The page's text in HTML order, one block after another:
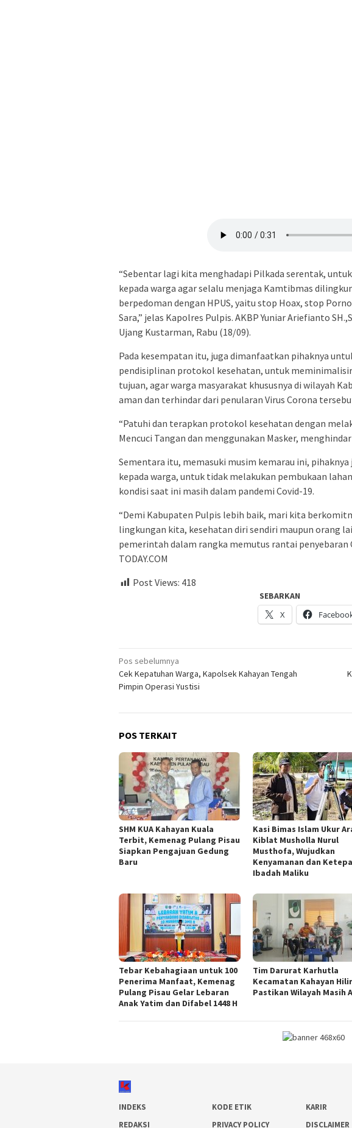
“Sebentar lagi kita menghadapi Pilkada serentak,
kepada warga agar selalu menjaga Kamtibmas
berpedoman dengan HPUS, yaitu stop Hoax, stop
Sara,” jelas Kapolres Pulpis. AKBP Yuniar Ariefianto
Ujang Kustarman, Rabu (18/09).
Pada kesempatan itu, juga dimanfaatkan pihaknya
pendisiplinan protokol kesehatan, untuk
tujuan, agar warga masyarakat khususnya di wilayah
aman dan terhindar dari penularan Virus Corona
“Patuhi dan terapkan protokol kesehatan dengan
Mencuci Tangan dan menggunakan Masker,
Sementara itu, memasuki musim kemarau ini,
kepada warga, untuk tidak melakukan pembukaan
kondisi saat ini masih dalam pandemi Covid-19.
“Demi Kabupaten Pulpis lebih baik, mari kita
lingkungan kita, kesehatan diri sendiri maupun orang
pemerintah dalam rangka memutus rantai penyebaran
TODAY.COM
Post Views: 418
SEBARKAN
X
Navigasi
pos
Pos sebelumnya
Cek Kepatuhan Warga, Kapolsek Kahayan Tengah
Pimpin Operasi Yustisi
POS TERKAIT
SHM KUA Kahayan Kuala
Terbit, Kemenag Pulang Pisau
Siapkan Pengajuan Gedung
Baru
Kasi Bimas Islam Ukur
Kiblat Musholla Nurul
Musthofa, Wujudkan
Kenyamanan dan
Ibadah Maliku
Tebar Kebahagiaan untuk 100
Penerima Manfaat, Kemenag
Pulang Pisau Gelar Lebaran
Anak Yatim dan Difabel 1448 H
Tim Darurat Karhutla
Kecamatan Kahayan Hilir
Pastikan Wilayah Masih
INDEKS KODE ETIK
KARIR
REDAKSI
PRIVACY POLICY DISCLAIMER